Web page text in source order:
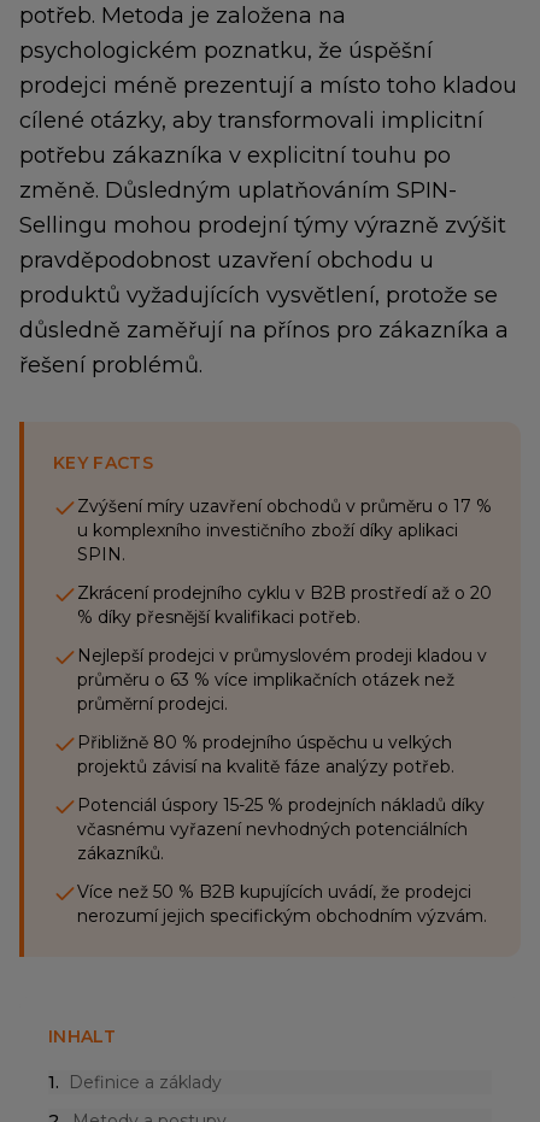
potřeb. Metoda je založena na
psychologickém poznatku, že úspěšní
prodejci méně prezentují a místo toho kladou
cílené otázky, aby transformovali implicitní
potřebu zákazníka v explicitní touhu po
změně. Důsledným uplatňováním SPIN-
Sellingu mohou prodejní týmy výrazně zvýšit
pravděpodobnost uzavření obchodu u
produktů vyžadujících vysvětlení, protože se
důsledně zaměřují na přínos pro zákazníka a
řešení problémů.
KEY FACTS
Zvýšení míry uzavření obchodů v průměru o 17 %
u komplexního investičního zboží díky aplikaci
SPIN.
Zkrácení prodejního cyklu v B2B prostředí až o 20
% díky přesnější kvalifikaci potřeb.
Nejlepší prodejci v průmyslovém prodeji kladou v
průměru o 63 % více implikačních otázek než
průměrní prodejci.
Přibližně 80 % prodejního úspěchu u velkých
projektů závisí na kvalitě fáze analýzy potřeb.
Potenciál úspory 15-25 % prodejních nákladů díky
včasnému vyřazení nevhodných potenciálních
zákazníků.
Více než 50 % B2B kupujících uvádí, že prodejci
nerozumí jejich specifickým obchodním výzvám.
INHALT
1.
Definice a základy